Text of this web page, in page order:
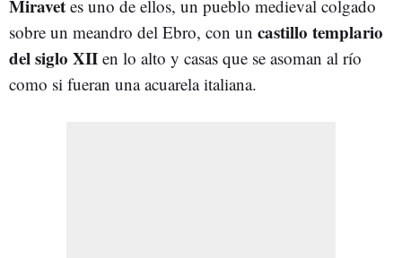
Miravet es uno de ellos, un pueblo medieval colgado
sobre un meandro del Ebro, con un castillo templario
del siglo XII en lo alto y casas que se asoman al río
como si fueran una acuarela italiana.